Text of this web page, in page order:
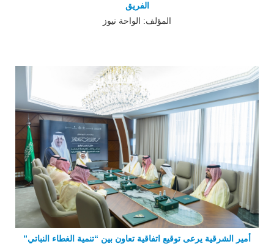
الفريق
المؤلف: الواحة نيوز
أمير الشرقية يرعى توقيع اتفاقية تعاون بين “تنمية الغطاء النباتي”